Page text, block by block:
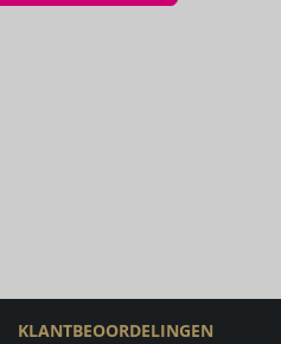
KLANTBEOORDELINGEN